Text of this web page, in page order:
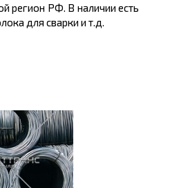
регион РФ. В наличии есть
для сварки и т.д.